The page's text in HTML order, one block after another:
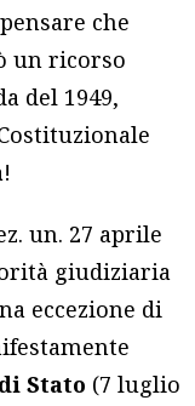
che
un ricorso
del 1949,
!
un. 27 aprile
giudiziaria
eccezione di
Stato (7 luglio